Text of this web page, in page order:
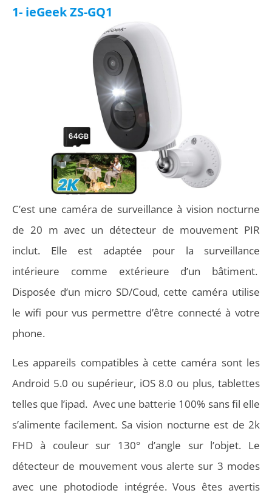
1- ieGeek ‎ZS-GQ1
C’est une caméra de surveillance à vision nocturne
de 20 m avec un détecteur de mouvement PIR
inclut. Elle est adaptée pour la surveillance
intérieure comme extérieure d’un bâtiment.
Disposée d’un micro SD/Coud, cette caméra utilise
le wifi pour vus permettre d’être connecté à votre
phone.
Les appareils compatibles à cette caméra sont les
Android 5.0 ou supérieur, iOS 8.0 ou plus, tablettes
telles que l’ipad. Avec une batterie 100% sans fil elle
s’alimente facilement. Sa vision nocturne est de 2k
FHD à couleur sur 130° d’angle sur l’objet. Le
détecteur de mouvement vous alerte sur 3 modes
avec une photodiode intégrée. Vous êtes avertis